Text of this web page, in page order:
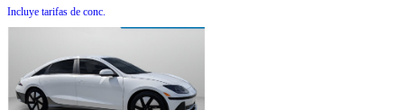
Incluye tarifas de conc.